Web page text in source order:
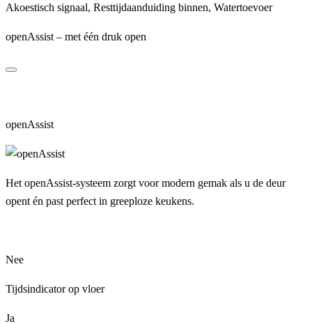
Akoestisch signaal, Resttijdaanduiding binnen, Watertoevoer
openAssist – met één druk open
openAssist
Het openAssist-systeem zorgt voor modern gemak als u de deur
opent én past perfect in greeploze keukens.
Nee
Tijdsindicator op vloer
Ja